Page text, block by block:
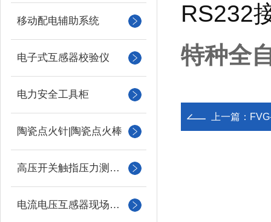
移动配电辅助系统
电子式互感器校验仪
电力安全工具柜
陶瓷点火针|陶瓷点火棒
高压开关触指压力测试仪
电流电压互感器现场校验仪
RS232
特种全
上一篇：